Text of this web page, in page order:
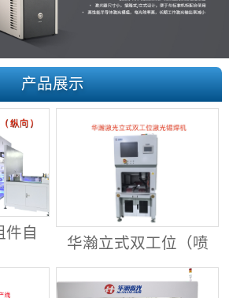
产品展示
件自
线）
华瀚立式双工位（喷
射锡膏）激光焊锡机